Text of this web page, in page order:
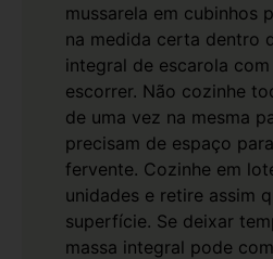
mussarela em cubinhos
na medida certa dentro
integral de escarola
escorrer. Não cozinhe
de uma vez na mesma
precisam de espaço
fervente. Cozinhe em
unidades e retire assim
superfície. Se deixar
massa integral pode